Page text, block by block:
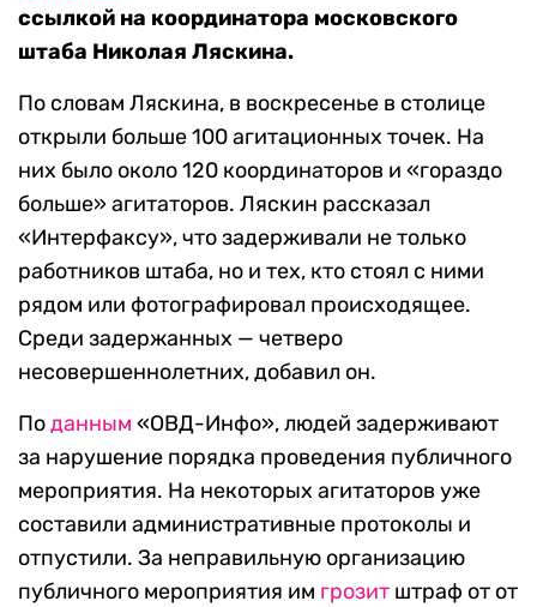
ссылкой на координатора московского
штаба Николая Ляскина.
По словам Ляскина, в воскресенье в столице
открыли больше 100 агитационных точек. На
них было около 120 координаторов и «гораздо
больше» агитаторов. Ляскин рассказал
«Интерфаксу», что задерживали не только
работников штаба, но и тех, кто стоял с ними
рядом или фотографировал происходящее.
Среди задержанных — четверо
несовершеннолетних, добавил он.
Поданным «ОВД-Инфо», людей задерживают
за нарушение порядка проведения публичного
мероприятия. На некоторых агитаторов уже
составили административные протоколы и
отпустили. За неправильную организацию
публичного мероприятия им грозит штраф от от